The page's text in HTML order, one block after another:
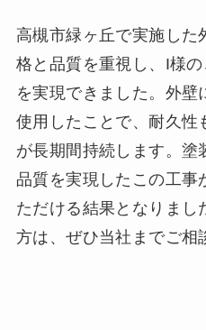
高槻市緑ヶ丘で実施した
格と品質を重視し、I様
を実現できました。外壁
使用したことで、耐久性
が長期間持続します。塗
品質を実現したこの工事
ただける結果となりまし
方は、ぜひ当社までご相